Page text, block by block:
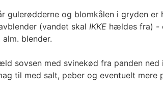
gulerødderne og blomkålen i gryden er
(vandet skal IKKE hældes fra) -
alm. blender.
sovsen med svinekød fra panden
til med salt, peber og eventuelt mere